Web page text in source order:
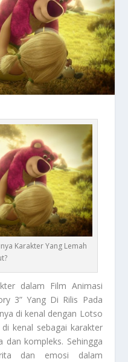
Karakter Yang Lemah
dalam Film Animasi
3” Yang Di Rilis Pada
di kenal dengan Lotso
kenal sebagai karakter
dan kompleks. Sehingga
dan emosi dalam